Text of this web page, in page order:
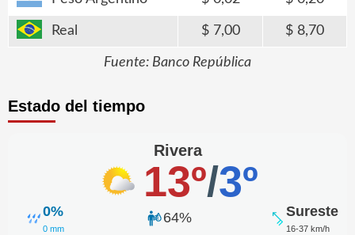
Real 7,00 8,70
Fuente: Banco República
Estado del tiempo
Rivera
13º/3º
0%
0 mm
64% Sureste
16-37 km/h